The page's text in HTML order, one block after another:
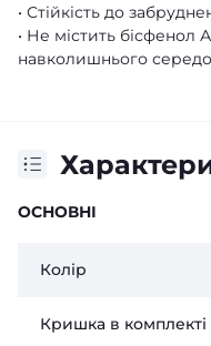
• Стійкість до
• Не містить бісфенол
навколишнього
ОСНОВНІ
Колір
Кришка в комплекті